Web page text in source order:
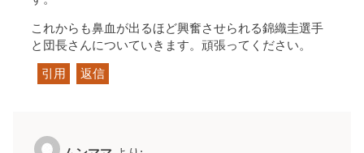
これからも鼻血が出るほど興奮させられる錦織圭選手
と団長さんについていきます。頑張ってください。
引用 返信